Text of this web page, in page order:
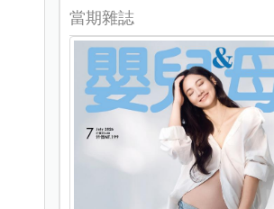
當期雜誌